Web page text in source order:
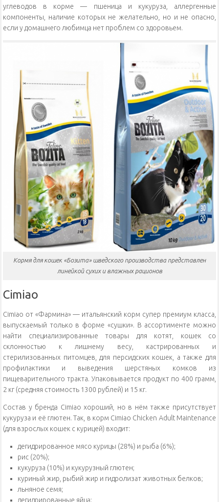
углеводов в корме — пшеница и кукуруза, аллергенные
компоненты, наличие которых не желательно, но и не опасно,
если у домашнего любимца нет проблем со здоровьем.
Кормя для кошек «Бозита» шведского производства представлен
линейкой сухих и влажных рационов
Cimiao
Cimiao от «Фармина» — итальянский корм супер премиум класса,
выпускаемый только в форме «сушки». В ассортименте можно
найти специализированные товары для котят, кошек со
склонностью к лишнему весу, кастрированных и
стерилизованных питомцев, для персидских кошек, а также для
профилактики и выведения шерстяных комков из
пищеварительного тракта. Упаковывается продукт по 400 грамм,
2 кг (средняя стоимость 1300 рублей) и 15 кг.
Состав у бренда Cimiao хороший, но в нём также присутствует
кукуруза и её глютен. Так, в корм Cimiao Chicken Adult Maintenance
(для взрослых кошек с курицей) входит:
дегидрированное мясо курицы (28%) и рыба (6%);
рис (20%);
кукуруза (10%) и кукурузный глютен;
куриный жир, рыбий жир и гидролизат животных белков;
льняное семя;
дегидрированные яйца;